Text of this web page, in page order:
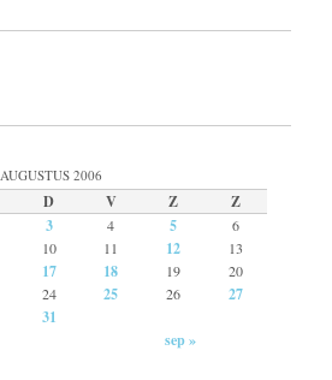
AUGUSTUS 2006
D V Z Z
3 4 5
6
10 11 12 13
17 18 19 20
24 25 26 27
31
sep »